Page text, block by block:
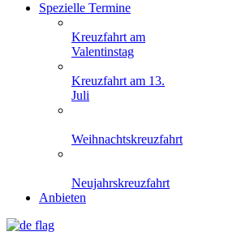
Spezielle Termine
Kreuzfahrt am
Valentinstag
Kreuzfahrt am 13.
Juli
Weihnachtskreuzfahrt
Neujahrskreuzfahrt
Anbieten